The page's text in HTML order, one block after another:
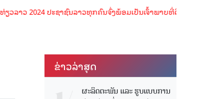
ປະຊາຊົນລາວທຸກຄົນຈົ່ງພ້ອມເປັນເຈົ້າພາບທີ່ດີ ຕ້ອນຮັບນັກທ່ອງທ່ຽ
ຂ່າວ​ລ່າ​ສຸດ
ຜະລິດຕະພັນ ແລະ ຮູບແບບການ